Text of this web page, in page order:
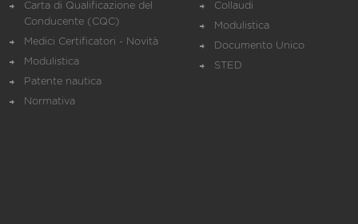
Carta di Qualificazione del
Conducente (CQC)
Medici Certificatori - Novità
Modulistica
Patente nautica
Normativa
Collaudi
Modulistica
Documento Unico
STED